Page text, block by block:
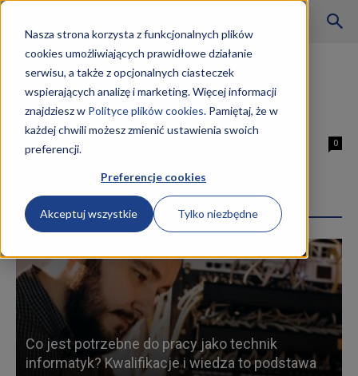
Nasza strona korzysta z funkcjonalnych plików
cookies umożliwiających prawidłowe działanie
serwisu, a także z opcjonalnych ciasteczek
wspierających analizę i marketing. Więcej informacji
znajdziesz w Polityce plików cookies.Pamiętaj, że w
każdej chwili możesz zmienić ustawienia swoich
preferencji.
Preferencje cookies
Akceptuj wszystkie Tylko niezbędne
Szkoły
Aktualności
Strona główna Tagi Kurs Kucharz TG.07 Wrocław
Tag: Kurs Kucharz TG.07 Wrocław
Kurs Kucharz TG.07 Wrocław
0
Najpopularniejsze wpisy
Co jest potrzebne do pracy jako technik
informatyk? Kwalifikacje i wiedza to podstawa